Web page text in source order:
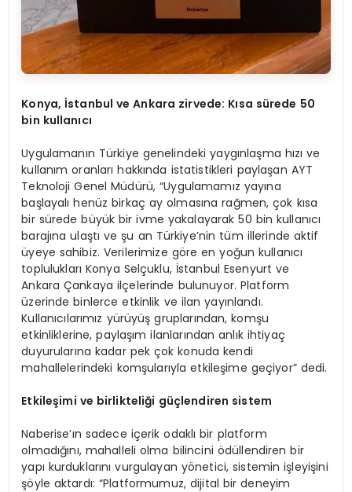
Konya, İstanbul ve Ankara zirvede: Kısa sürede 50
bin kullanıcı
Uygulamanın Türkiye genelindeki yaygınlaşma hızı ve
kullanım oranları hakkında istatistikleri paylaşan AYT
Teknoloji Genel Müdürü, “Uygulamamız yayına
başlayalı henüz birkaç ay olmasına rağmen, çok kısa
bir sürede büyük bir ivme yakalayarak 50 bin kullanıcı
barajına ulaştı ve şu an Türkiye’nin tüm illerinde aktif
üyeye sahibiz. Verilerimize göre en yoğun kullanıcı
toplulukları Konya Selçuklu, İstanbul Esenyurt ve
Ankara Çankaya ilçelerinde bulunuyor. Platform
üzerinde binlerce etkinlik ve ilan yayınlandı.
Kullanıcılarımız yürüyüş gruplarından, komşu
etkinliklerine, paylaşım ilanlarından anlık ihtiyaç
duyurularına kadar pek çok konuda kendi
mahallelerindeki komşularıyla etkileşime geçiyor” dedi.
Etkileşimi ve birlikteliği güçlendiren sistem
Naberise’ın sadece içerik odaklı bir platform
olmadığını, mahalleli olma bilincini ödüllendiren bir
yapı kurduklarını vurgulayan yönetici, sistemin işleyişini
şöyle aktardı: “Platformumuz, dijital bir deneyim